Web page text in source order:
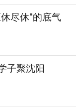
尽休"的底气
子聚沈阳